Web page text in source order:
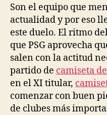
Son el equipo que
actualidad y por eso
este duelo. El ritmo
que PSG aprovecha
salen con la actitud
partido de camiseta
en el XI titular,
comenzar con buen
de clubes más